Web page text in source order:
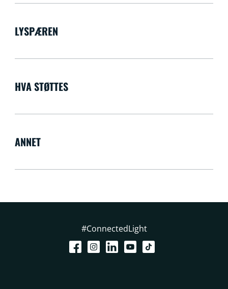
LYSPÆREN
HVA STØTTES
ANNET
#ConnectedLight